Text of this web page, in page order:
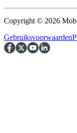
Copyright © 2026
Gebruiksvoorwaarden